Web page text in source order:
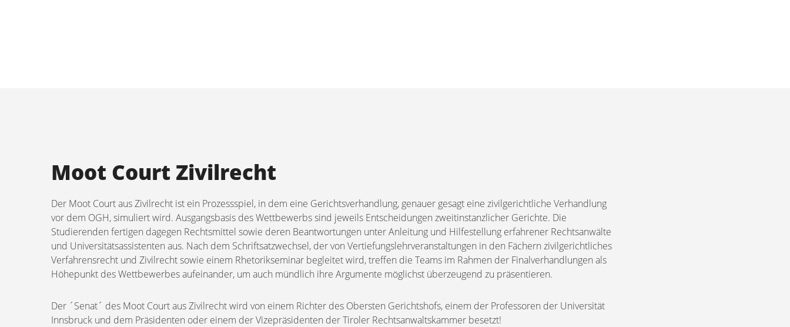
Moot Court Zivilrecht
Der Moot Court aus Zivilrecht ist ein Prozessspiel, in dem eine Gerichtsverhandlung, genauer gesagt eine zivilgerichtliche Verhandlung
vor dem OGH, simuliert wird. Ausgangsbasis des Wettbewerbs sind jeweils Entscheidungen zweitinstanzlicher Gerichte. Die
Studierenden fertigen dagegen Rechtsmittel sowie deren Beantwortungen unter Anleitung und Hilfestellung erfahrener Rechtsanwälte
und Universitätsassistenten aus. Nach dem Schriftsatzwechsel, der von Vertiefungslehrveranstaltungen in den Fächern zivilgerichtliches
Verfahrensrecht und Zivilrecht sowie einem Rhetorikseminar begleitet wird, treffen die Teams im Rahmen der Finalverhandlungen als
Höhepunkt des Wettbewerbes aufeinander, um auch mündlich ihre Argumente möglichst überzeugend zu präsentieren.
Der ´Senat´ des Moot Court aus Zivilrecht wird von einem Richter des Obersten Gerichtshofs, einem der Professoren der Universität
Innsbruck und dem Präsidenten oder einem der Vizepräsidenten der Tiroler Rechtsanwaltskammer besetzt!